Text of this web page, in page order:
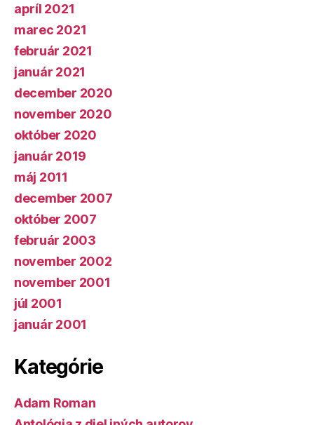
apríl 2021
marec 2021
február 2021
január 2021
december 2020
november 2020
október 2020
január 2019
máj 2011
december 2007
október 2007
február 2003
november 2002
november 2001
júl 2001
január 2001
Kategórie
Adam Roman